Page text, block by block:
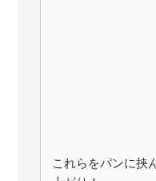
これらをパンに